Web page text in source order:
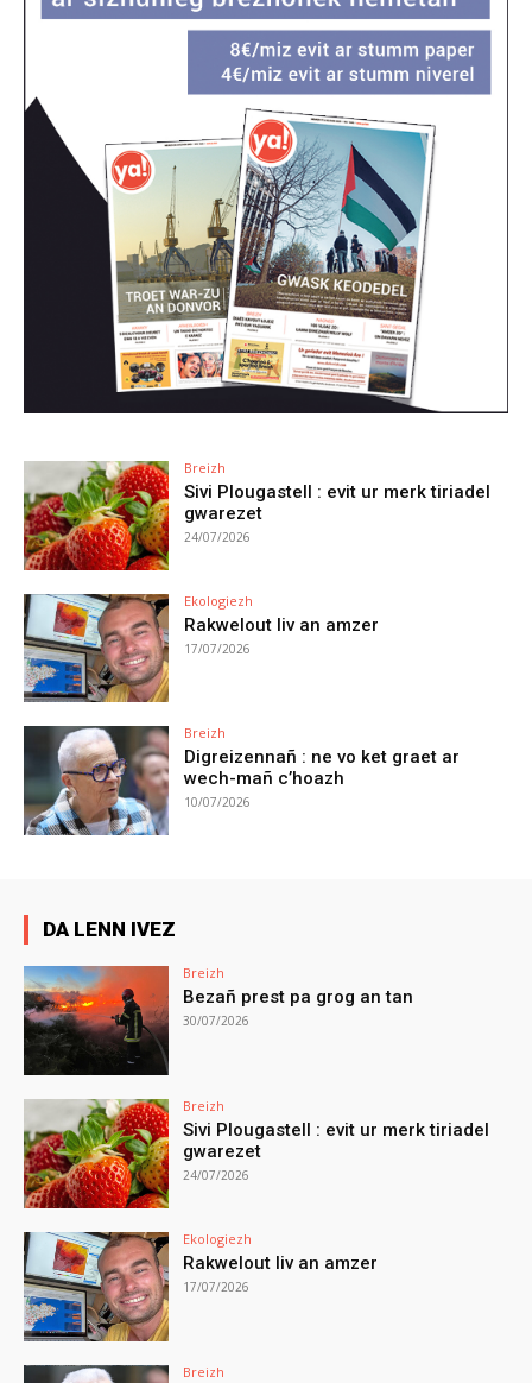
Breizh
Sivi Plougastell : evit ur merk tiriadel
gwarezet
24/07/2026
Ekologiezh
Rakwelout liv an amzer
17/07/2026
Breizh
Digreizennañ : ne vo ket graet ar
wech-mañ c’hoazh
10/07/2026
DA LENN IVEZ
Breizh
Bezañ prest pa grog an tan
30/07/2026
Breizh
Sivi Plougastell : evit ur merk tiriadel
gwarezet
24/07/2026
Ekologiezh
Rakwelout liv an amzer
17/07/2026
Breizh